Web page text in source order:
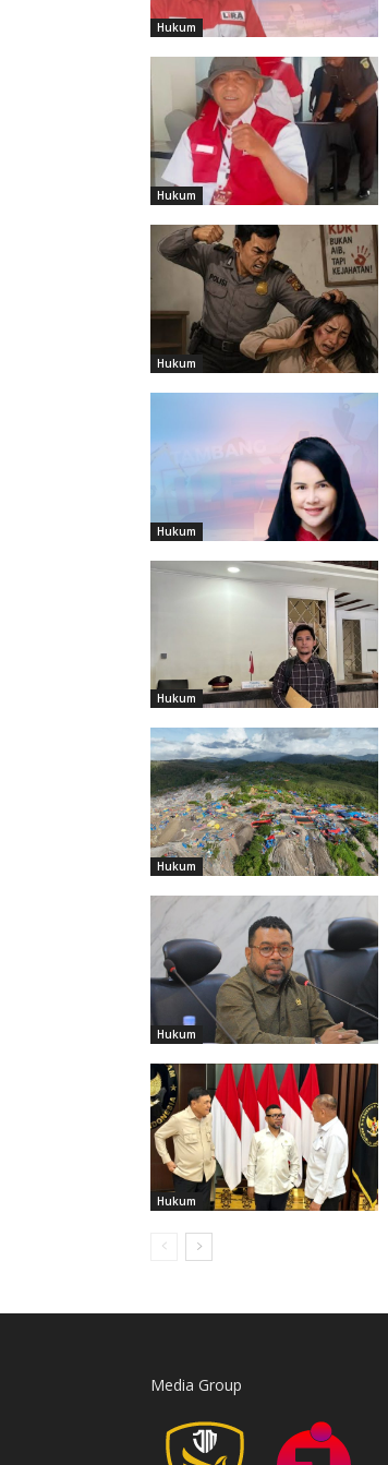
Hukum
Hukum
Hukum
Hukum
Hukum
Hukum
Hukum
Hukum
Media Group